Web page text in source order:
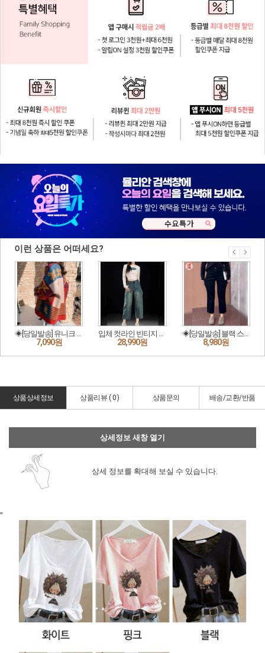
상품상세정보 상품리뷰 ( 0) 상품문의 배송/교환/반품
상세정보 새창 열기
상세 정보를 확대해 보실 수 있습니다.
"